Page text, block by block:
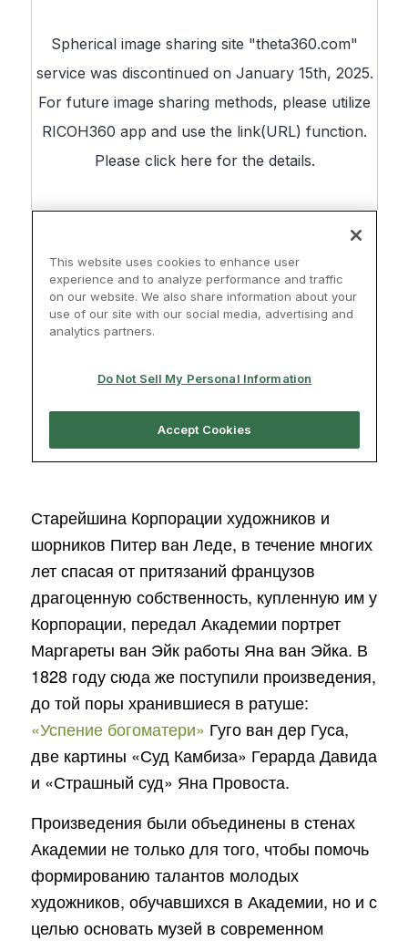
Старейшина Корпорации художников и
шорников Питер ван Леде, в течение многих
лет спасая от притязаний французов
драгоценную собственность, купленную им у
Корпорации, передал Академии портрет
Маргареты ван Эйк работы Яна ван Эйка. В
1828 году сюда же поступили произведения,
до той поры хранившиеся в ратуше:
«Успение богоматери» Гуго ван дер Гуса,
две картины «Суд Камбиза» Герарда Давида
и «Страшный суд» Яна Провоста.
Произведения были объединены в стенах
Академии не только для того, чтобы помочь
формированию талантов молодых
художников, обучавшихся в Академии, но и с
целью основать музей в современном